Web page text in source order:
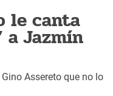
le canta
a Jazmín
Assereto que no lo